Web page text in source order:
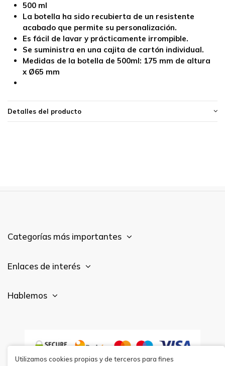
500 ml
La botella ha sido recubierta de un resistente
acabado que permite su personalización.
Es fácil de lavar y prácticamente irrompible.
Se suministra en una cajita de cartón individual.
Medidas de la botella de 500ml: 175 mm de altura
x Ø65 mm
Detalles del producto
Categorías más importantes
Enlaces de interés
Hablemos
Utilizamos cookies propias y de terceros para fines